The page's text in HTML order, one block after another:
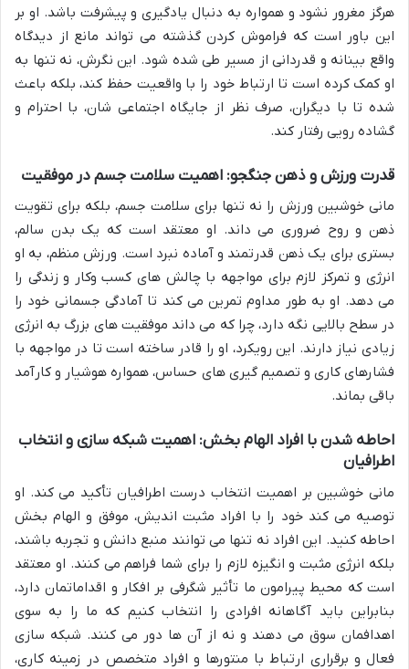
هرگز مغرور نشود و همواره به دنبال یادگیری و پیشرفت باشد. او بر
این باور است که فراموش کردن گذشته می تواند مانع از دیدگاه
واقع بینانه و قدردانی از مسیر طی شده شود. این نگرش، نه تنها به
او کمک کرده است تا ارتباط خود را با واقعیت حفظ کند، بلکه باعث
شده تا با دیگران، صرف نظر از جایگاه اجتماعی شان، با احترام و
گشاده رویی رفتار کند.
قدرت ورزش و ذهن جنگجو: اهمیت سلامت جسم در موفقیت
مانی خوشبین ورزش را نه تنها برای سلامت جسم، بلکه برای تقویت
ذهن و روح ضروری می داند. او معتقد است که یک بدن سالم،
بستری برای یک ذهن قدرتمند و آماده نبرد است. ورزش منظم، به او
انرژی و تمرکز لازم برای مواجهه با چالش های کسب وکار و زندگی را
می دهد. او به طور مداوم تمرین می کند تا آمادگی جسمانی خود را
در سطح بالایی نگه دارد، چرا که می داند موفقیت های بزرگ به انرژی
زیادی نیاز دارند. این رویکرد، او را قادر ساخته است تا در مواجهه با
فشارهای کاری و تصمیم گیری های حساس، همواره هوشیار و کارآمد
باقی بماند.
احاطه شدن با افراد الهام بخش: اهمیت شبکه سازی و انتخاب
اطرافیان
مانی خوشبین بر اهمیت انتخاب درست اطرافیان تأکید می کند. او
توصیه می کند خود را با افراد مثبت اندیش، موفق و الهام بخش
احاطه کنید. این افراد نه تنها می توانند منبع دانش و تجربه باشند،
بلکه انرژی مثبت و انگیزه لازم را برای شما فراهم می کنند. او معتقد
است که محیط پیرامون ما تأثیر شگرفی بر افکار و اقداماتمان دارد،
بنابراین باید آگاهانه افرادی را انتخاب کنیم که ما را به سوی
اهدافمان سوق می دهند و نه از آن ها دور می کنند. شبکه سازی
فعال و برقراری ارتباط با منتورها و افراد متخصص در زمینه کاری،